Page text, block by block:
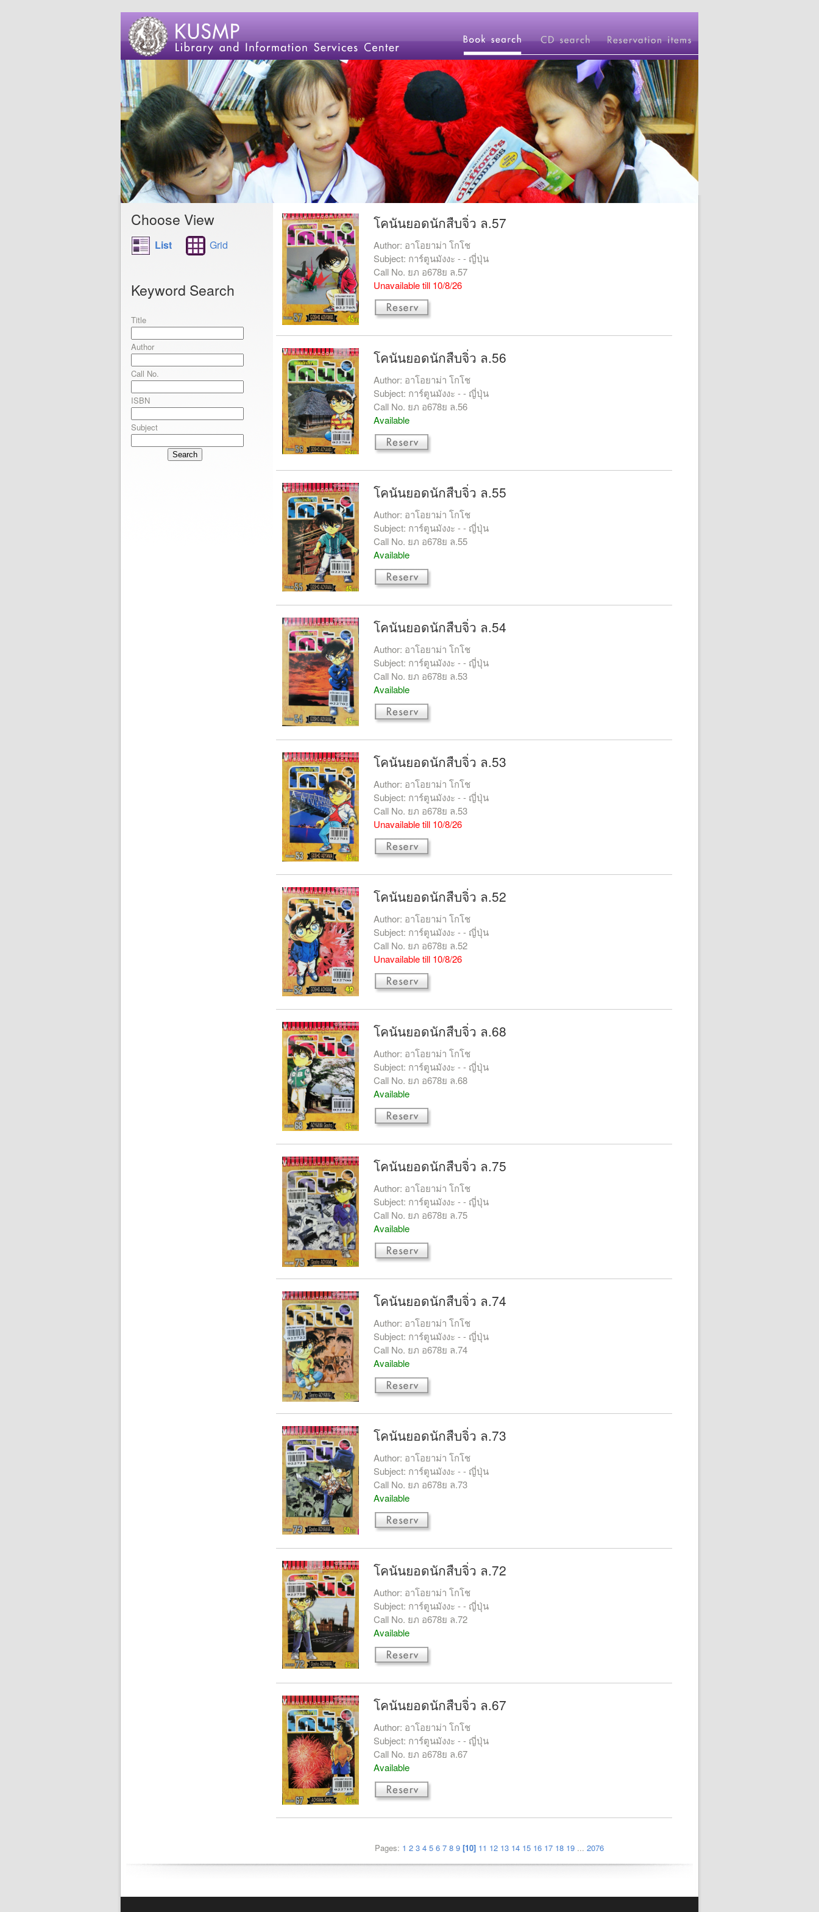
Choose View
List Grid
Keyword Search
Title
Author
Call No.
ISBN
Subject
Search
โคนันยอดนักสืบจิ่ว ล.57
Author: อาโอยาม่า โกโช
Subject: การ์ตูนมังงะ - - ญี่ปุ่น
Call No. ยภ อ678ย ล.57
Unavailable till 10/8/26
โคนันยอดนักสืบจิ่ว ล.56
Author: อาโอยาม่า โกโช
Subject: การ์ตูนมังงะ - - ญี่ปุ่น
Call No. ยภ อ678ย ล.56
Available
โคนันยอดนักสืบจิ่ว ล.55
Author: อาโอยาม่า โกโช
Subject: การ์ตูนมังงะ - - ญี่ปุ่น
Call No. ยภ อ678ย ล.55
Available
โคนันยอดนักสืบจิ่ว ล.54
Author: อาโอยาม่า โกโช
Subject: การ์ตูนมังงะ - - ญี่ปุ่น
Call No. ยภ อ678ย ล.53
Available
โคนันยอดนักสืบจิ่ว ล.53
Author: อาโอยาม่า โกโช
Subject: การ์ตูนมังงะ - - ญี่ปุ่น
Call No. ยภ อ678ย ล.53
Unavailable till 10/8/26
โคนันยอดนักสืบจิ่ว ล.52
Author: อาโอยาม่า โกโช
Subject: การ์ตูนมังงะ - - ญี่ปุ่น
Call No. ยภ อ678ย ล.52
Unavailable till 10/8/26
โคนันยอดนักสืบจิ่ว ล.68
Author: อาโอยาม่า โกโช
Subject: การ์ตูนมังงะ - - ญี่ปุ่น
Call No. ยภ อ678ย ล.68
Available
โคนันยอดนักสืบจิ่ว ล.75
Author: อาโอยาม่า โกโช
Subject: การ์ตูนมังงะ - - ญี่ปุ่น
Call No. ยภ อ678ย ล.75
Available
โคนันยอดนักสืบจิ่ว ล.74
Author: อาโอยาม่า โกโช
Subject: การ์ตูนมังงะ - - ญี่ปุ่น
Call No. ยภ อ678ย ล.74
Available
โคนันยอดนักสืบจิ่ว ล.73
Author: อาโอยาม่า โกโช
Subject: การ์ตูนมังงะ - - ญี่ปุ่น
Call No. ยภ อ678ย ล.73
Available
โคนันยอดนักสืบจิ่ว ล.72
Author: อาโอยาม่า โกโช
Subject: การ์ตูนมังงะ - - ญี่ปุ่น
Call No. ยภ อ678ย ล.72
Available
โคนันยอดนักสืบจิ่ว ล.67
Author: อาโอยาม่า โกโช
Subject: การ์ตูนมังงะ - - ญี่ปุ่น
Call No. ยภ อ678ย ล.67
Available
Pages: 1 2 3 4 5 6 7 8 9 [10] 11 12 13 14 15 16 17 18 19 ... 2076